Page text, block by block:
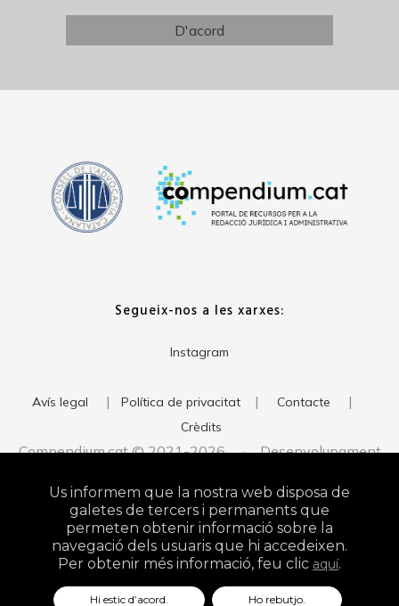
Segueix-nos a les xarxes:
Instagram
Avís legal | Política de privacitat | Contacte |
Crèdits
Compendium.cat © 2021-2026 · Desenvolupament
Studio
Us informem que la nostra web disposa de
galetes de tercers i permanents que
permeten obtenir informació sobre la
navegació dels usuaris que hi accedeixen.
Per obtenir més informació, feu clic aquí.
Hi estic d’acord. Ho rebutjo.